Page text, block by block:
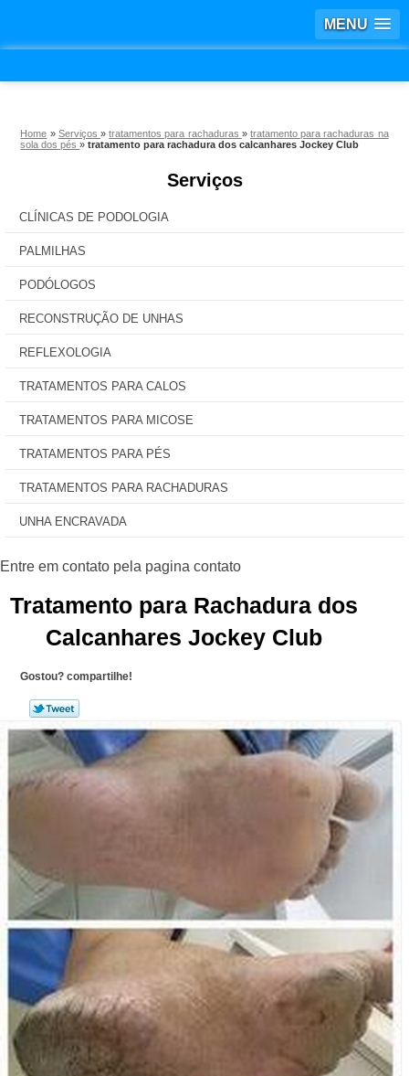
MENU
Home » Serviços »tratamentos para rachaduras »tratamento para rachaduras na
sola dos pés»tratamento para rachadura dos calcanhares Jockey Club
Serviços
CLÍNICAS DE PODOLOGIA
PALMILHAS
PODÓLOGOS
RECONSTRUÇÃO DE UNHAS
REFLEXOLOGIA
TRATAMENTOS PARA CALOS
TRATAMENTOS PARA MICOSE
TRATAMENTOS PARA PÉS
TRATAMENTOS PARA RACHADURAS
UNHA ENCRAVADA
Tratamento para Rachadura dos
Calcanhares Jockey Club
Gostou? compartilhe!